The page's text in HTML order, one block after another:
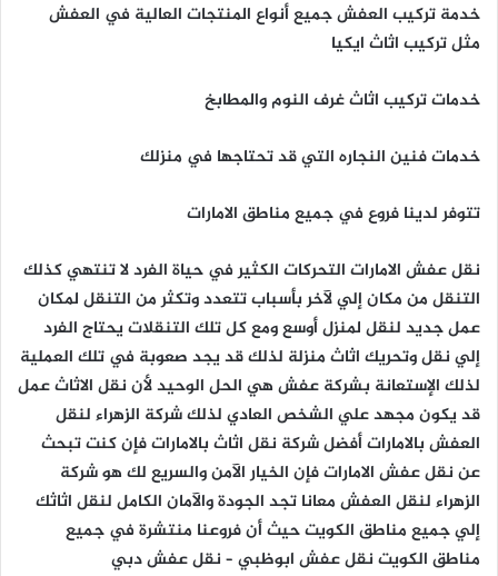
خدمة تركيب العفش جميع أنواع المنتجات العالية في العفش
مثل تركيب اثاث ايكيا
خدمات تركيب اثاث غرف النوم والمطابخ
خدمات فنين النجاره التي قد تحتاجها في منزلك
تتوفر لدينا فروع في جميع مناطق الامارات
نقل عفش الامارات التحركات الكثير في حياة الفرد لا تنتهي كذلك
التنقل من مكان إلي لآخر بأسباب تتعدد وتكثر من التنقل لمكان
عمل جديد لنقل لمنزل أوسع ومع كل تلك التنقلات يحتاج الفرد
إلي نقل وتحريك اثاث منزلة لذلك قد يجد صعوبة في تلك العملية
لذلك الإستعانة بشركة عفش هي الحل الوحيد لأن نقل الاثاث عمل
قد يكون مجهد علي الشخص العادي لذلك شركة الزهراء لنقل
العفش بالامارات أفضل شركة نقل اثاث بالامارات فإن كنت تبحث
عن نقل عفش الامارات فإن الخيار الآمن والسريع لك هو شركة
الزهراء لنقل العفش معانا تجد الجودة والآمان الكامل لنقل اثاثك
إلي جميع مناطق الكويت حيث أن فروعنا منتشرة في جميع
مناطق الكويت نقل عفش ابوظبي – نقل عفش دبي